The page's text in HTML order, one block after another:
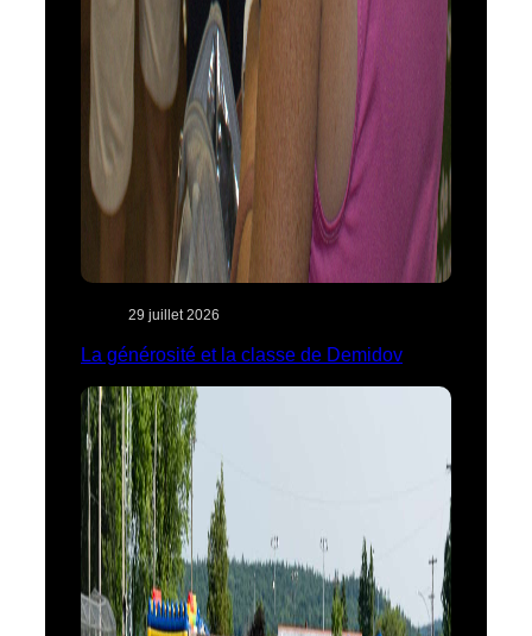
29 juillet 2026
La générosité et la classe de Demidov